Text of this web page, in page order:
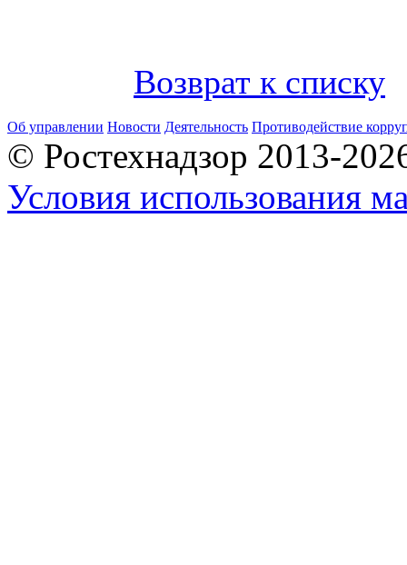
Возврат к списку
Об управлении Новости Деятельность Противодействие
© Ростехнадзор 2013-
Условия использования